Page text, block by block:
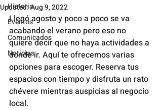
Historia
Eventos
Comunicados
Noticias
Updated:Aug 9, 2022
Llegó agosto y poco a poco se va
acabando el verano pero eso no
quiere decir que no haya actividades a
donde ir. Aquí te ofrecemos varias
opciones para escoger. Reserva tus
espacios con tiempo y disfruta un rato
chévere mientras auspicias al negocio
local.